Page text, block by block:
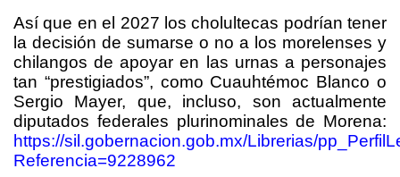
Así que en el 2027 los cholultecas podrían tener
la decisión de sumarse o no a los morelenses y
chilangos de apoyar en las urnas a personajes
tan “prestigiados”, como Cuauhtémoc Blanco o
Sergio Mayer, que, incluso, son actualmente
diputados federales plurinominales de Morena:
https://sil.gobernacion.gob.mx/Librerias/
Referencia=9228962